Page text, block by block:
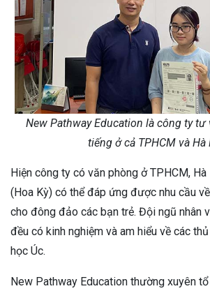
New Pathway Education là công ty tư
tiếng ở cả TPHCM và Hà
Hiện công ty có văn phòng ở TPHCM,
(Hoa Kỳ) có thể đáp ứng được nhu cầu
cho đông đảo các bạn trẻ. Đội ngũ nhân
đều có kinh nghiệm và am hiểu về các
học Úc.
New Pathway Education thường xuyên